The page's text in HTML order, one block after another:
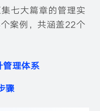
七大篇章的管理实
案例，共涵盖22个
管理体系
骤